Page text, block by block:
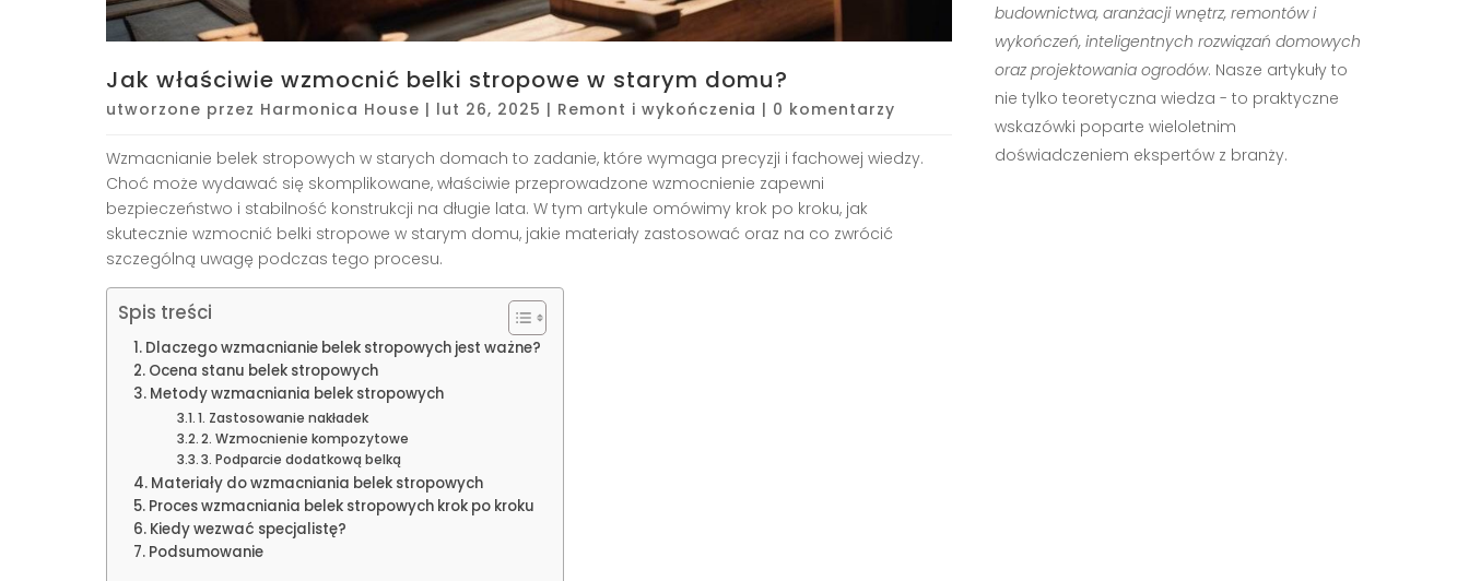
Jak właściwie wzmocnić belki stropowe w starym domu?
utworzone przez Harmonica House | lut 26, 2025 | Remont i wykończenia | 0 komentarzy
Wzmacnianie belek stropowych w starych domach to zadanie, które wymaga precyzji i fachowej wiedzy.
Choć może wydawać się skomplikowane, właściwie przeprowadzone wzmocnienie zapewni
bezpieczeństwo i stabilność konstrukcji na długie lata. W tym artykule omówimy krok po kroku, jak
skutecznie wzmocnić belki stropowe w starym domu, jakie materiały zastosować oraz na co zwrócić
szczególną uwagę podczas tego procesu.
Spis treści
Dlaczego wzmacnianie belek stropowych jest ważne?
Ocena stanu belek stropowych
Metody wzmacniania belek stropowych
1. Zastosowanie nakładek
2. Wzmocnienie kompozytowe
3. Podparcie dodatkową belką
Materiały do wzmacniania belek stropowych
Proces wzmacniania belek stropowych krok po kroku
Kiedy wezwać specjalistę?
Podsumowanie
budownictwa, aranżacji wnętrz, remontów i
wykończeń, inteligentnych rozwiązań domowych
oraz projektowania ogrodów. Nasze artykuły to
nie tylko teoretyczna wiedza - to praktyczne
wskazówki poparte wieloletnim
doświadczeniem ekspertów z branży.